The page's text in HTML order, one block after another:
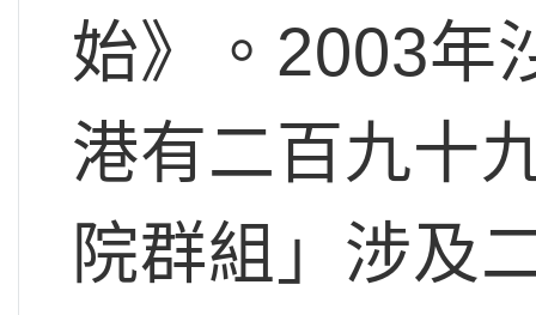
始》。2003年
港有二百九十
院群組」涉及